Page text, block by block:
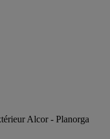
Alcor - Planorga